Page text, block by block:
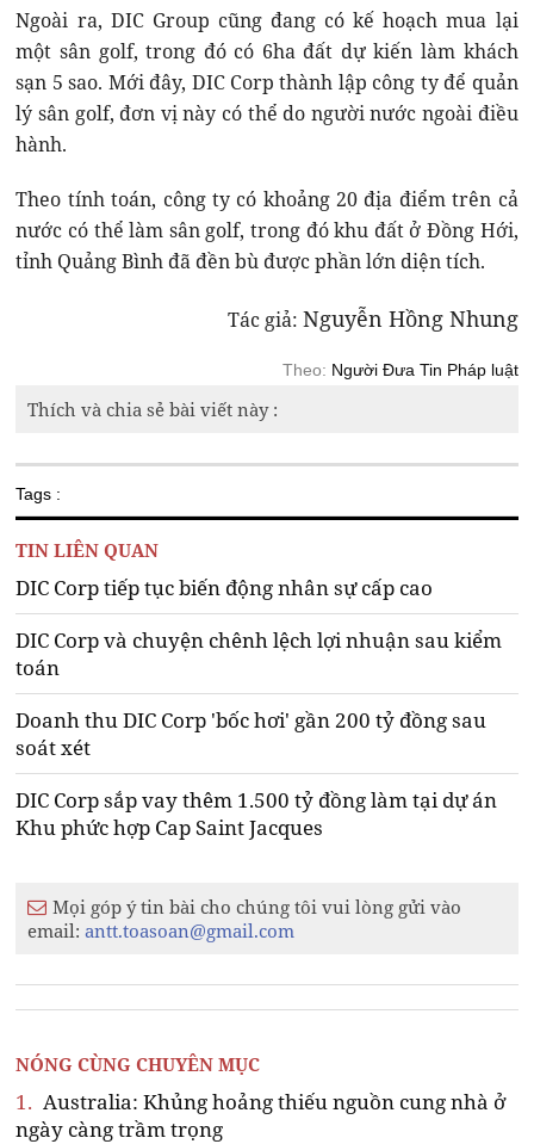
Ngoài ra, DIC Group cũng đang có kế hoạch mua lại
một sân golf, trong đó có 6ha đất dự kiến làm khách
sạn 5 sao. Mới đây, DIC Corp thành lập công ty để quản
lý sân golf, đơn vị này có thể do người nước ngoài điều
hành.
Theo tính toán, công ty có khoảng 20 địa điểm trên cả
nước có thể làm sân golf, trong đó khu đất ở Đồng Hới,
tỉnh Quảng Bình đã đền bù được phần lớn diện tích.
Tác giả: Nguyễn Hồng Nhung
Theo: Người Đưa Tin Pháp luật
Thích và chia sẻ bài viết này :
Tags :
TIN LIÊN QUAN
DIC Corp tiếp tục biến động nhân sự cấp cao
DIC Corp và chuyện chênh lệch lợi nhuận sau kiểm
toán
Doanh thu DIC Corp 'bốc hơi' gần 200 tỷ đồng sau
soát xét
DIC Corp sắp vay thêm 1.500 tỷ đồng làm tại dự án
Khu phức hợp Cap Saint Jacques
Mọi góp ý tin bài cho chúng tôi vui lòng gửi vào
email:antt.toasoan@gmail.com
NÓNG CÙNG CHUYÊN MỤC
1. Australia: Khủng hoảng thiếu nguồn cung nhà ở
ngày càng trầm trọng